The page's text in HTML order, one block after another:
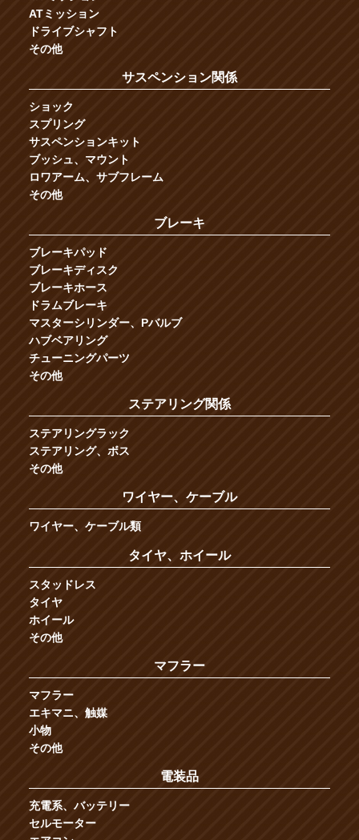
ATミッション
ドライブシャフト
その他
サスペンション関係
ショック
スプリング
サスペンションキット
ブッシュ、マウント
ロワアーム、サブフレーム
その他
ブレーキ
ブレーキパッド
ブレーキディスク
ブレーキホース
ドラムブレーキ
マスターシリンダー、Pバルブ
ハブベアリング
チューニングパーツ
その他
ステアリング関係
ステアリングラック
ステアリング、ボス
その他
ワイヤー、ケーブル
ワイヤー、ケーブル類
タイヤ、ホイール
スタッドレス
タイヤ
ホイール
その他
マフラー
マフラー
エキマニ、触媒
小物
その他
電装品
充電系、バッテリー
セルモーター